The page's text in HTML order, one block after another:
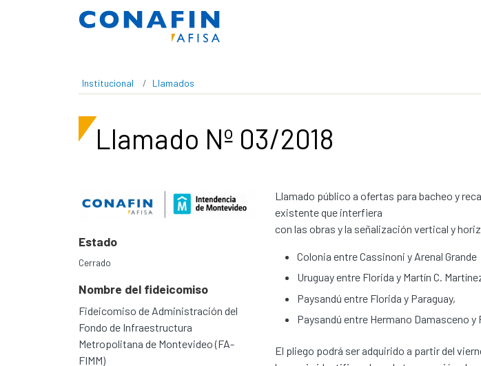
Pasar al contenido principal
Institucional Llamados
Llamado Nº 03/2018
Estado
Cerrado
Nombre del fideicomiso
Fideicomiso de Administración del
Fondo de Infraestructura
Metropolitana de Montevideo (FA-
FIMM)
Llamado público a ofertas para bacheo y
existente que interfiera
con las obras y la señalización vertical y
Colonia entre Cassinoni y Arenal Grande
Uruguay entre Florida y Martín C.
Paysandú entre Florida y Paraguay,
Paysandú entre Hermano Damasceno y
El pliego podrá ser adquirido a partir del